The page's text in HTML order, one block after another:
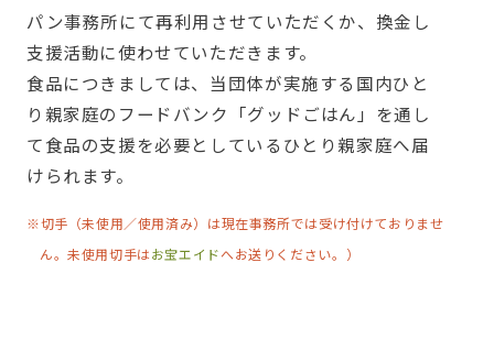
パン事務所にて再利用させていただくか、換金し
支援活動に使わせていただきます。
食品につきましては、当団体が実施する国内ひと
り親家庭のフードバンク「グッドごはん」を通し
て食品の支援を必要としているひとり親家庭へ届
けられます。
※切手（未使用／使用済み）は現在事務所では受け付けておりませ
ん。未使用切手はお宝エイドへお送りください。）